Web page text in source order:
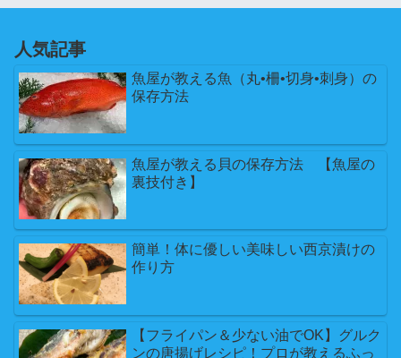
人気記事
魚屋が教える魚（丸•柵•切身•刺身）の
保存方法
魚屋が教える貝の保存方法 【魚屋の
裏技付き】
簡単！体に優しい美味しい西京漬けの
作り方
【フライパン＆少ない油でOK】グルク
ンの唐揚げレシピ！プロが教えるふっ